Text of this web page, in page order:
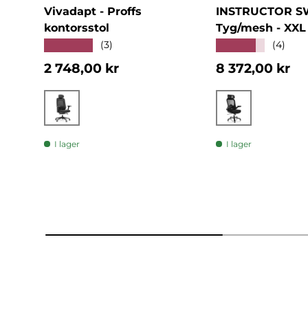
Vivadapt - Proffs
kontorsstol
(3)
Normalpris
2 748,00 kr
Svart
I lager
INSTRUCTOR
Tyg/mesh -
(4)
Normalpris
8 372,00 kr
Svart
I lager